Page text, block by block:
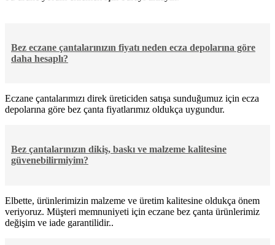
Bez eczane çantalarınızın fiyatı neden ecza depolarına göre
daha hesaplı?
Eczane çantalarımızı direk üreticiden satışa sunduğumuz için ecza
depolarına göre bez çanta fiyatlarımız oldukça uygundur.
Bez çantalarınızın dikiş, baskı ve malzeme kalitesine
güvenebilirmiyim?
Elbette, ürünlerimizin malzeme ve üretim kalitesine oldukça önem
veriyoruz. Müşteri memnuniyeti için eczane bez çanta ürünlerimiz
değişim ve iade garantilidir..